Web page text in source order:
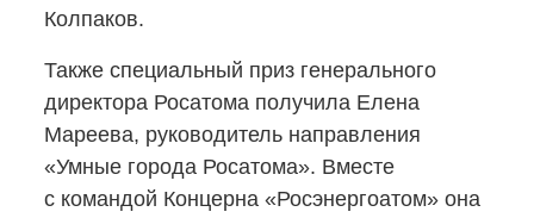
Колпаков.
Также специальный приз генерального
директора Росатома получила Елена
Мареева, руководитель направления
«Умные города Росатома». Вместе
с командой Концерна «Росэнергоатом» она